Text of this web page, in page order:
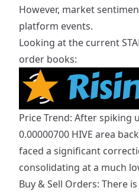
However, market
platform events.
​Looking at the current
order books:
​Price Trend: After spiking
0.00000700 HIVE area
faced a significant
consolidating at a much
​Buy & Sell Orders: There